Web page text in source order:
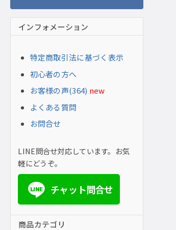
インフォメーション
特定商取引法に基づく表示
初心者の方へ
お客様の声(364) new
よくある質問
お問合せ
LINE問合せ対応しています。お気
軽にどうぞ。
LINE チャット問合せ
商品カテゴリ